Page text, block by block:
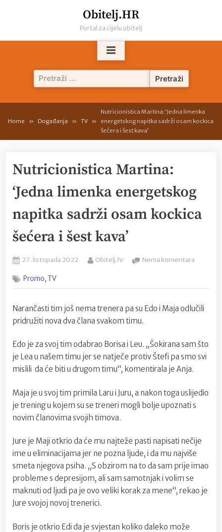
Obitelj.HR
Portal za cijelu obitelj
Pretraži:
Home Događanja TV
Nutricionistica Martina: ‘Jedna limenka
energetskog napitka sadrži osam kockica
šećera i šest kava’
Nutricionistica Martina:
‘Jedna limenka energetskog
napitka sadrži osam kockica
šećera i šest kava’
Posted
27. listopada 2022 By
Obitelj.hr Nema komentara
‘Jedna
osam
kockica
kava’
Promo,TV
Narančasti tim još nema trenera pa su Edo i Maja odlučili
pridružiti nova dva člana svakom timu.
Edo je za svoj tim odabrao Borisa i Leu. „Šokirana sam što
je Lea u našem timu jer se natječe protiv Štefi pa smo svi
mislili da će biti u drugom timu“, komentirala je Anja.
Maja je u svoj tim primila Laru i Juru, a nakon toga uslijedio
je trening u kojem su se treneri mogli bolje upoznati s
novim članovima svojih timova.
Jure je Maji otkrio da će mu najteže pasti napisati nečije
ime u eliminacijama jer ne pozna ljude, i da mu najviše
smeta njegova psiha. „S obzirom na to da sam prije imao
probleme s depresijom, ali sam samotnjak i volim se
maknuti od ljudi pa je ovo veliki korak za mene“, rekao je
Jure svojoj novoj trenerici.
Boris je otkrio Edi da je svjestan koliko daleko može